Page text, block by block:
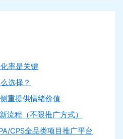
率是关键
选择？
重提供情绪价值
流程（不限推广方式）
CPS全品类项目推广平台